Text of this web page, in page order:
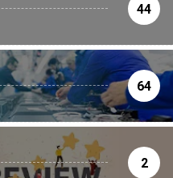
44
64
2